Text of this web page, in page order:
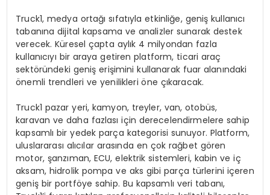
Truck1, medya ortağısıfatıyla etkinliğe, genişkullanıcı
tabanına dijital kapsama ve analizler sunarak destek
verecek. Küresel çapta aylık 4 milyondan fazla
kullanıcıyı bir araya getiren platform, ticari araç
sektöründeki genişerişimini kullanarak fuar alanındaki
önemli trendleri ve yenilikleriöne çıkaracak.
Truck1 pazar yeri, kamyon, treyler, van, otobüs,
karavan ve daha fazlasıiçin derecelendirmelere sahip
kapsamlıbir yedek parça kategorisi sunuyor. Platform,
uluslararası alıcılar arasında en çok rağbet gören
motor, şanzıman, ECU, elektrik sistemleri, kabin ve iç
aksam, hidrolik pompa ve aks gibi parça türlerini içeren
geniş bir portföye sahip. Bu kapsamlı veri tabanı,